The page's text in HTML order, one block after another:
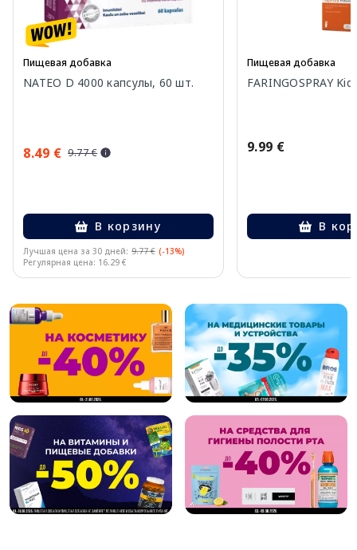
Пищевая добавка
NATEO D 4000 капсулы, 60 шт.
8.49 € 9.77 €
В корзину
Лучшая цена за 30 дней: 9.77 € (-13%)
Регулярная цена: 16.29 €
Пищевая добавка
FARINGOSPRAY
9.99 €
В